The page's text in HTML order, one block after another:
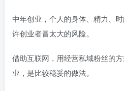
中年创业，个人的身体、精力、
许创业者冒太大的风险。
借助互联网，用经营私域粉丝的
业，是比较稳妥的做法。